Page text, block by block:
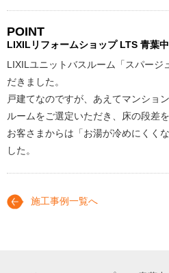
POINT
LIXILリフォームショップ LTS 青葉
LIXILユニットバスルーム「スパージ
だきました。
戸建てなのですが、あえてマンショ
ルームをご選定いただき、床の段差
お客さまからは「お湯が冷めにくく
した。
施工事例一覧へ